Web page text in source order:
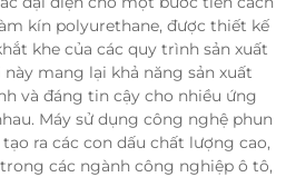
kín polyurethane, được thiết kế
khe của các quy trình sản xuất
mang lại khả năng sản xuất
và đáng tin cậy cho nhiều ứng
Máy sử dụng công nghệ phun
ra các con dấu chất lượng cao,
các ngành công nghiệp ô tô,